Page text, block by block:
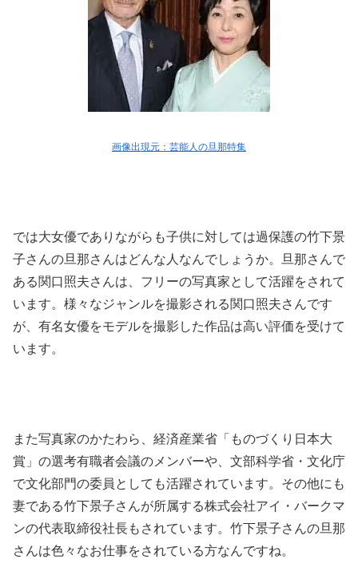
画像出現元：芸能人の旦那特集
では大女優でありながらも子供に対しては過保護の竹下景
子さんの旦那さんはどんな人なんでしょうか。旦那さんで
ある関口照夫さんは、フリーの写真家として活躍をされて
います。様々なジャンルを撮影される関口照夫さんです
が、有名女優をモデルを撮影した作品は高い評価を受けて
います。
また写真家のかたわら、経済産業省「ものづくり日本大
賞」の選考有職者会議のメンバーや、文部科学省・文化庁
で文化部門の委員としても活躍されています。その他にも
妻である竹下景子さんが所属する株式会社アイ・バークマ
ンの代表取締役社長もされています。竹下景子さんの旦那
さんは色々なお仕事をされている方なんですね。